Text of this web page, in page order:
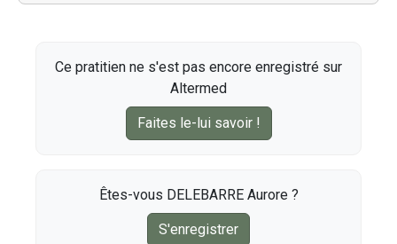
Ce pratitien ne s'est pas encore enregistré sur
Altermed
Faites le-lui savoir !
Êtes-vous DELEBARRE Aurore ?
S'enregistrer